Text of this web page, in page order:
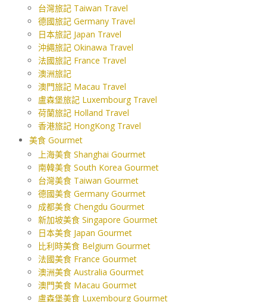
台灣旅記 Taiwan Travel
德國旅記 Germany Travel
日本旅記 Japan Travel
沖繩旅記 Okinawa Travel
法國旅記 France Travel
澳洲旅記
澳門旅記 Macau Travel
盧森堡旅記 Luxembourg Travel
荷蘭旅記 Holland Travel
香港旅記 HongKong Travel
美食 Gourmet
上海美食 Shanghai Gourmet
南韓美食 South Korea Gourmet
台灣美食 Taiwan Gourmet
德國美食 Germany Gourmet
成都美食 Chengdu Gourmet
新加坡美食 Singapore Gourmet
日本美食 Japan Gourmet
比利時美食 Belgium Gourmet
法國美食 France Gourmet
澳洲美食 Australia Gourmet
澳門美食 Macau Gourmet
盧森堡美食 Luxembourg Gourmet